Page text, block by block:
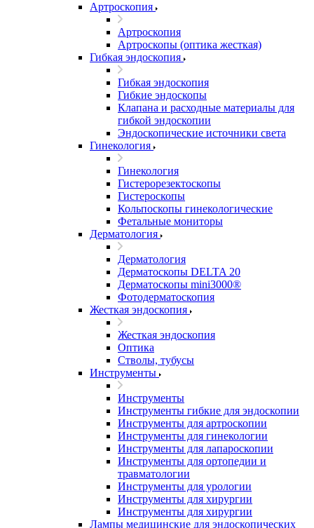
Артроскопия
Артроскопия
Артроскопы (оптика жесткая)
Гибкая эндоскопия
Гибкая эндоскопия
Гибкие эндоскопы
Клапана и расходные материалы для
гибкой эндоскопии
Эндоскопические источники света
Гинекология
Гинекология
Гистерорезектоскопы
Гистероскопы
Кольпоскопы гинекологические
Фетальные мониторы
Дерматология
Дерматология
Дерматоскопы DELTA 20
Дерматоскопы mini3000®
Фотодерматоскопия
Жесткая эндоскопия
Жесткая эндоскопия
Оптика
Стволы, тубусы
Инструменты
Инструменты
Инструменты гибкие для эндоскопии
Инструменты для артроскопии
Инструменты для гинекологии
Инструменты для лапароскопии
Инструменты для ортопедии и
травматологии
Инструменты для урологии
Инструменты для хирургии
Инструменты для хирургии
Лампы медицинские для эндоскопических